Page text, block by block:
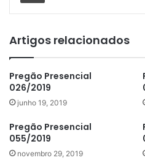
Artigos relacionados
Pregão Presencial
026/2019
junho 19, 2019
Pregão Presencial
055/2019
novembro 29, 2019